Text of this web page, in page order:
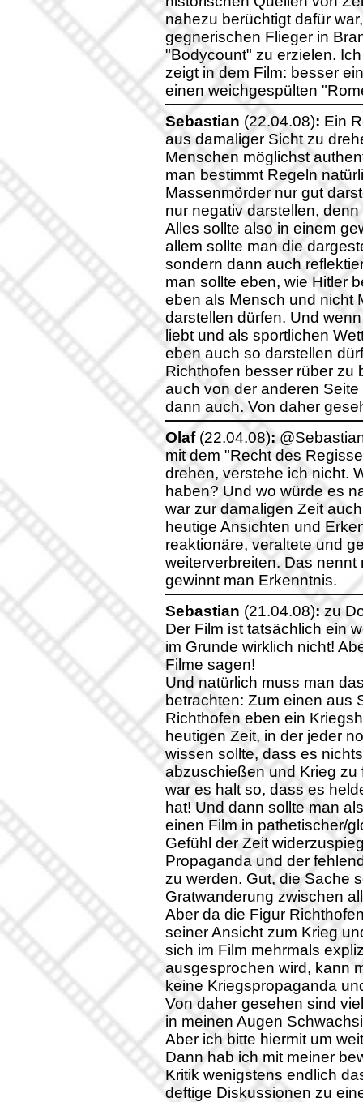
nahezu berüchtigt dafür
gegnerischen Flieger in
"Bodycount" zu erzielen.
zeigt in dem Film: besser
einen weichgespülten
Sebastian (22.04.08): Ein
aus damaliger Sicht zu
Menschen möglichst
man bestimmt Regeln
Massenmörder nur gut
nur negativ darstellen,
Alles sollte also in einem
allem sollte man die
sondern dann auch
man sollte eben, wie Hitler
eben als Mensch und nicht
darstellen dürfen. Und
liebt und als sportlichen
eben auch so darstellen
Richthofen besser rüber zu
auch von der anderen
dann auch. Von daher
Olaf(22.04.08):
mit dem "Recht des
drehen, verstehe ich nicht.
haben? Und wo würde es
war zur damaligen Zeit
heutige Ansichten und
reaktionäre, veraltete und
weiterverbreiten. Das
gewinnt man Erkenntnis.
Sebastian (21.04.08): zu
Der Film ist tatsächlich ein
im Grunde wirklich nicht!
Filme sagen!
Und natürlich muss man
betrachten: Zum einen aus
Richthofen eben ein
heutigen Zeit, in der jeder
wissen sollte, dass es
abzuschießen und Krieg zu
war es halt so, dass es
hat! Und dann sollte man
einen Film in pathetischer/
Gefühl der Zeit
Propaganda und der
zu werden. Gut, die Sache
Gratwanderung zwischen
Aber da die Figur
seiner Ansicht zum Krieg
sich im Film mehrmals
ausgesprochen wird, kann
keine Kriegspropaganda
Von daher gesehen sind
in meinen Augen
Aber ich bitte hiermit um
Dann hab ich mit meiner
Kritik wenigstens endlich
deftige Diskussionen zu